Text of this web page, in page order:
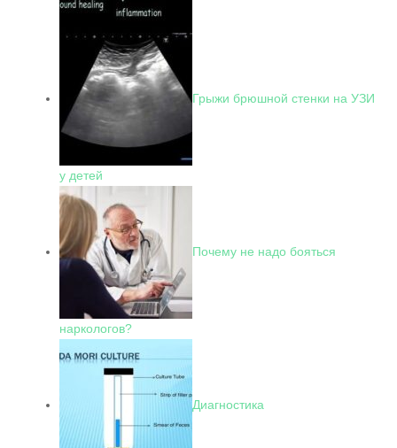
Грыжи брюшной стенки на УЗИ
у детей
Почему не надо бояться
наркологов?
Диагностика